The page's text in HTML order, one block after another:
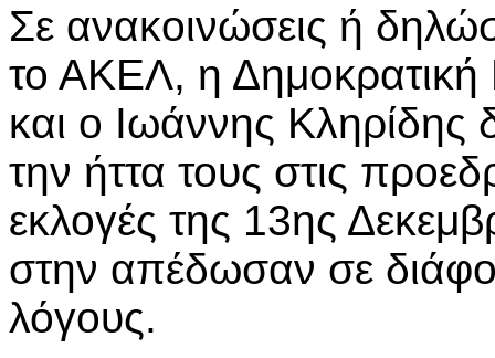
Σε ανακοινώσεις ή
το ΑΚΕΛ, η Δημοκρατική
και ο Ιωάννης Κληρίδης
την ήττα τους στις
εκλογές της 13ης
στην απέδωσαν σε
λόγους.